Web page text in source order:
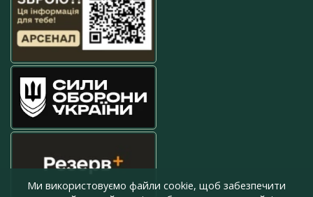
Ми використовуємо файли cookie, щоб забезпечити